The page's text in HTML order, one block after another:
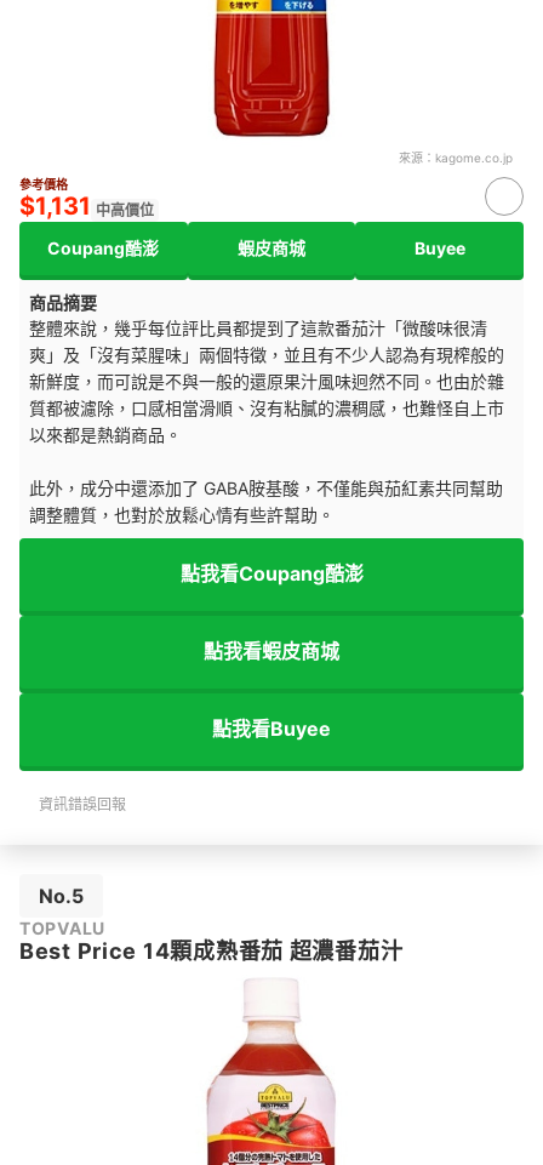
來源： kagome.co.jp
參考價格
$1,131 中高價位
Coupang酷澎 蝦皮商城 Buyee
商品摘要
整體來說，幾乎每位評比員都提到了這款番茄汁「微酸味很清
爽」及「沒有菜腥味」兩個特徵，並且有不少人認為有現榨般的
新鮮度，而可說是不與一般的還原果汁風味迥然不同。也由於雜
質都被濾除，口感相當滑順、沒有粘膩的濃稠感，也難怪自上市
以來都是熱銷商品。
此外，成分中還添加了 GABA胺基酸，不僅能與茄紅素共同幫助
調整體質，也對於放鬆心情有些許幫助。
點我看Coupang酷澎
點我看蝦皮商城
點我看Buyee
資訊錯誤回報
No.5
TOPVALU
Best Price 14顆成熟番茄 超濃番茄汁